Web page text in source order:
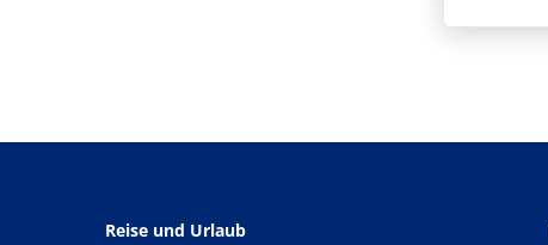
Reise und Urlaub